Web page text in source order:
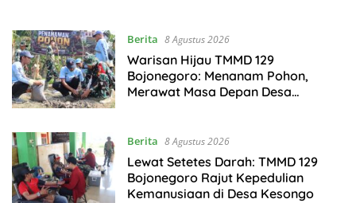
Berita 8 Agustus 2026
Warisan Hijau TMMD 129
Bojonegoro: Menanam Pohon,
Merawat Masa Depan Desa
Berita 8 Agustus 2026
Lewat Setetes Darah: TMMD 129
Bojonegoro Rajut Kepedulian
Kemanusiaan di Desa Kesongo